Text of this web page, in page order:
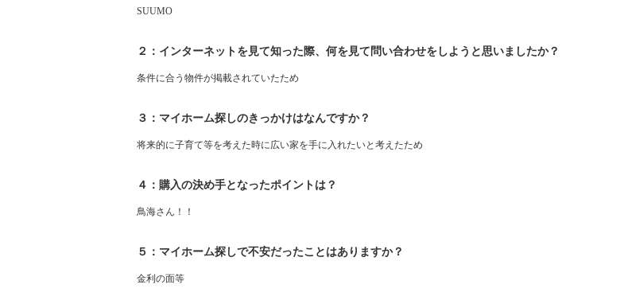
SUUMO
２：インターネットを見て知った際、何を見て問い合わせをしようと思いましたか？
条件に合う物件が掲載されていたため
３：マイホーム探しのきっかけはなんですか？
将来的に子育て等を考えた時に広い家を手に入れたいと考えたため
４：購入の決め手となったポイントは？
鳥海さん！！
５：マイホーム探しで不安だったことはありますか？
金利の面等